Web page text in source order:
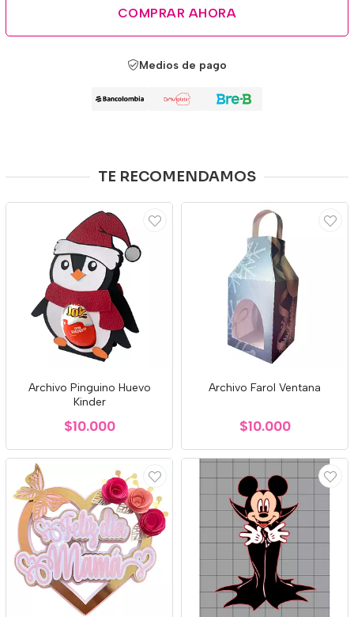
COMPRAR AHORA
Medios de pago
TE RECOMENDAMOS
Archivo Pinguino Huevo
Kinder
$10.000
Archivo Farol Ventana
$10.000